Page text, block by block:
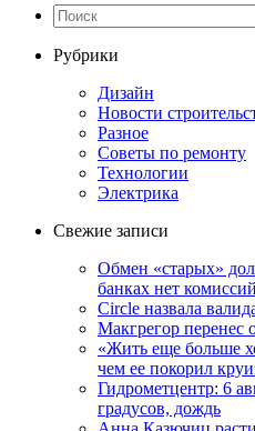
Рубрики
Дизайн
Новости
Разное
Советы по ремонту
Технологии
Электрика
Свежие записи
Обмен «старых»
банках нет
Circle назвала
Макгрегор перенес
«Жить еще больше
чем ее покорил
Гидрометцентр: 6
градусов, дождь